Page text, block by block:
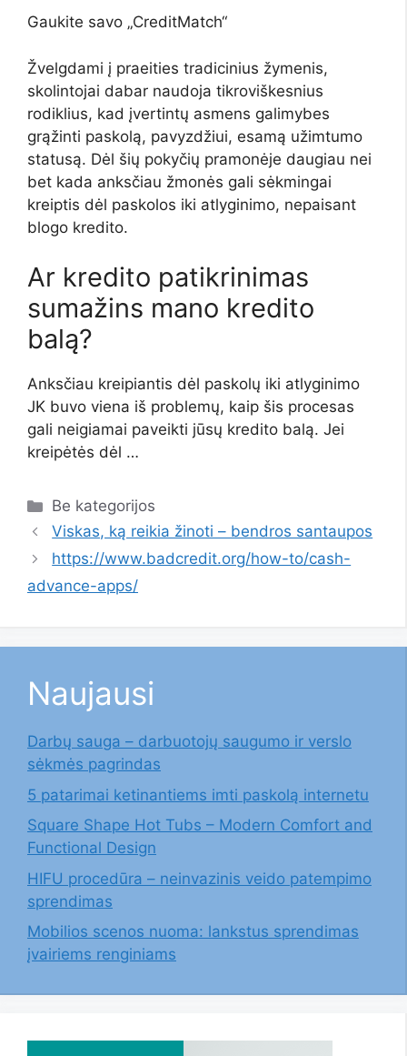
Gaukite savo „CreditMatch“
Žvelgdami į praeities tradicinius žymenis,
skolintojai dabar naudoja tikroviškesnius
rodiklius, kad įvertintų asmens galimybes
grąžinti paskolą, pavyzdžiui, esamą užimtumo
statusą. Dėl šių pokyčių pramonėje daugiau nei
bet kada anksčiau žmonės gali sėkmingai
kreiptis dėl paskolos iki atlyginimo, nepaisant
blogo kredito.
Ar kredito patikrinimas
sumažins mano kredito
balą?
Anksčiau kreipiantis dėl paskolų iki atlyginimo
JK buvo viena iš problemų, kaip šis procesas
gali neigiamai paveikti jūsų kredito balą. Jei
kreipėtės dėl …
Kategorijos
Be kategorijos
Viskas, ką reikia žinoti – bendros santaupos
https://www.badcredit.org/how-to/cash-
advance-apps/
Naujausi
Darbų sauga – darbuotojų saugumo ir verslo
sėkmės pagrindas
5 patarimai ketinantiems imti paskolą internetu
Square Shape Hot Tubs – Modern Comfort and
Functional Design
HIFU procedūra – neinvazinis veido patempimo
sprendimas
Mobilios scenos nuoma: lankstus sprendimas
įvairiems renginiams